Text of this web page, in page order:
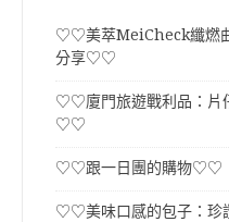
♡♡美萃MeiCheck纖燃
分享♡♡
♡♡廈門旅遊戰利品：片
♡♡
♡♡跟一日團的購物♡♡
♡♡美味口感的包子：